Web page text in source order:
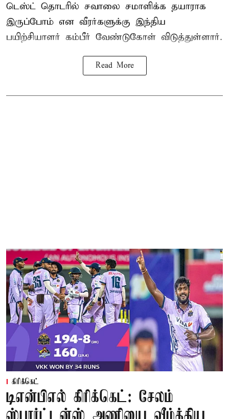
டெஸ்ட் தொடரில் சவாலை சமாளிக்க தயாராக
இருப்போம் என வீரர்களுக்கு இந்திய
பயிற்சியாளர் கம்பீர் வேண்டுகோள் விடுத்துள்ளார்.
Read More
கிரிக்கெட்
டிஎன்பிஎல் கிரிக்கெட்: சேலம்